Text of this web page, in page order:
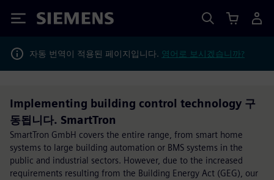
Siemens
자동 번역이 적용된 페이지입니다. 영어로 보시겠습니까?
Implementing building control technology 구
동됩니다. SmartTron
SmartTron GmbH covers the entire range, from smart home
systems to large building automation or BMS systems in the
public and industrial sectors. However, due to the increased
requirements resulting from the Building Energy Act (GEG), our